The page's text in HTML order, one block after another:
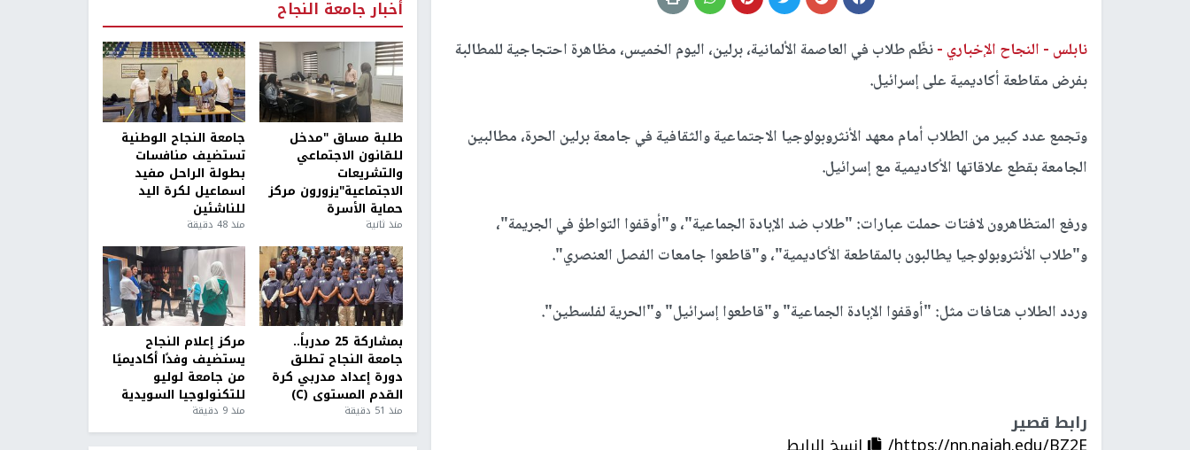
نابلس - النجاح الإخباري -نظّم طلاب في العاصمة الألمانية، برلين، اليوم الخميس، مظاهرة احتجاجية للمطالبة
بفرض مقاطعة أكاديمية على إسرائيل.
وتجمع عدد كبير من الطلاب أمام معهد الأنثروبولوجيا الاجتماعية والثقافية في جامعة برلين الحرة، مطالبين
الجامعة بقطع علاقاتها الأكاديمية مع إسرائيل.
ورفع المتظاهرون لافتات حملت عبارات: "طلاب ضد الإبادة الجماعية"، و"أوقفوا التواطؤ في الجريمة"،
و"طلاب الأنثروبولوجيا يطالبون بالمقاطعة الأكاديمية"، و"قاطعوا جامعات الفصل العنصري".
وردد الطلاب هتافات مثل: "أوقفوا الإبادة الجماعية" و"قاطعوا إسرائيل" و"الحرية لفلسطين".
رابط قصير
أخبار جامعة النجاح
طلبة مساق "مدخل
للقانون الاجتماعي
والتشريعات
الاجتماعية"يزورون مركز
حماية الأسرة
منذ ثانية
جامعة النجاح الوطنية
تستضيف منافسات
بطولة الراحل مفيد
اسماعيل لكرة اليد
للناشئين
منذ 48 دقيقة
بمشاركة 25 مدرباً..
جامعة النجاح تطلق
دورة إعداد مدربي كرة
القدم المستوى (C)
منذ 51 دقيقة
مركز إعلام النجاح
يستضيف وفدًا أكاديميًا
من جامعة لوليو
للتكنولوجيا السويدية
منذ 9 دقيقة